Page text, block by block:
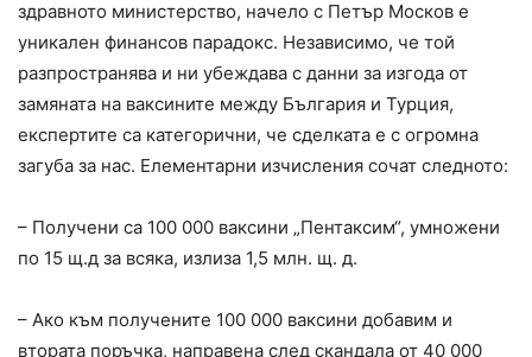
здравното министерство, начело с Петър Москов е
уникален финансов парадокс. Независимо, че той
разпространява и ни убеждава с данни за изгода от
замяната на ваксините между България и Турция,
експертите са категорични, че сделката е с огромна
загуба за нас. Елементарни изчисления сочат следното:
– Получени са 100 000 ваксини „Пентаксим“, умножени
по 15 щ.д за всяка, излиза 1,5 млн. щ. д.
– Ако към получените 100 000 ваксини добавим и
втората поръчка, направена след скандала от 40 000